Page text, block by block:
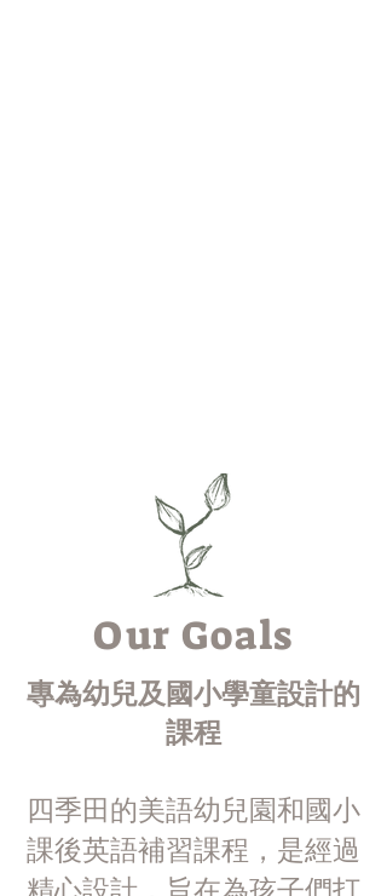
Our Goals
專為幼兒及國小學童設計的
課程
四季田的美語幼兒園和國小
課後英語補習課程，是經過